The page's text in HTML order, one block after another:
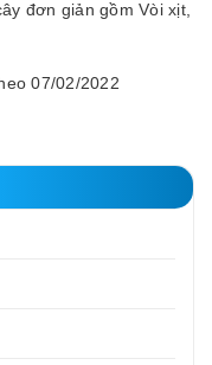
đơn giản gồm Vòi xịt,
07/02/2022